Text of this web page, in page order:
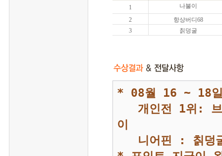
1
나불이
2
항상버디68
3
칡덩굴